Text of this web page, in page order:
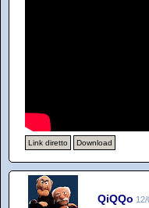
Link diretto Download
QiQQo